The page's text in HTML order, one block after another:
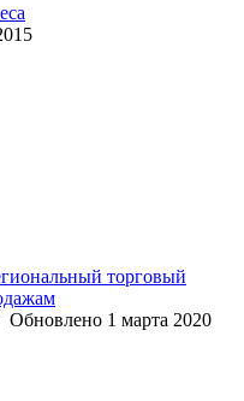
торговый
Обновлено 1 марта 2020